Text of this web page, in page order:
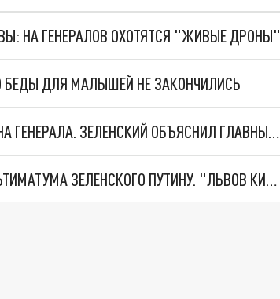
НА ГЕНЕРАЛОВ ОХОТЯТСЯ "ЖИВЫЕ ДРОНЫ"
БЕДЫ ДЛЯ МАЛЫШЕЙ НЕ ЗАКОНЧИЛИСЬ
"МЫ ВАС ЗАСТАВИМ": ЖУТКИЕ ДЕТАЛИ ОХОТЫ НА ГЕНЕРАЛА. ЗЕЛЕНСКИЙ ОБЪЯСНИЛ ГЛАВНЫЙ СМЫСЛ ТЕРАКТА В ЦЕНТРЕ МОСКВЫ
НОВОЕ МАСШТАБНЕЙШЕЕ НАСТУПЛЕНИЕ. ТРИ УЛЬТИМАТУМА ЗЕЛЕНСКОГО ПУТИНУ. "ЛЬВОВ КИМА" ПОСТАВЯТ НА ПВО? ГЛОБАЛЬНЫЙ ПРОРЫВ ПОД ЗАПОРОЖЬЕМ